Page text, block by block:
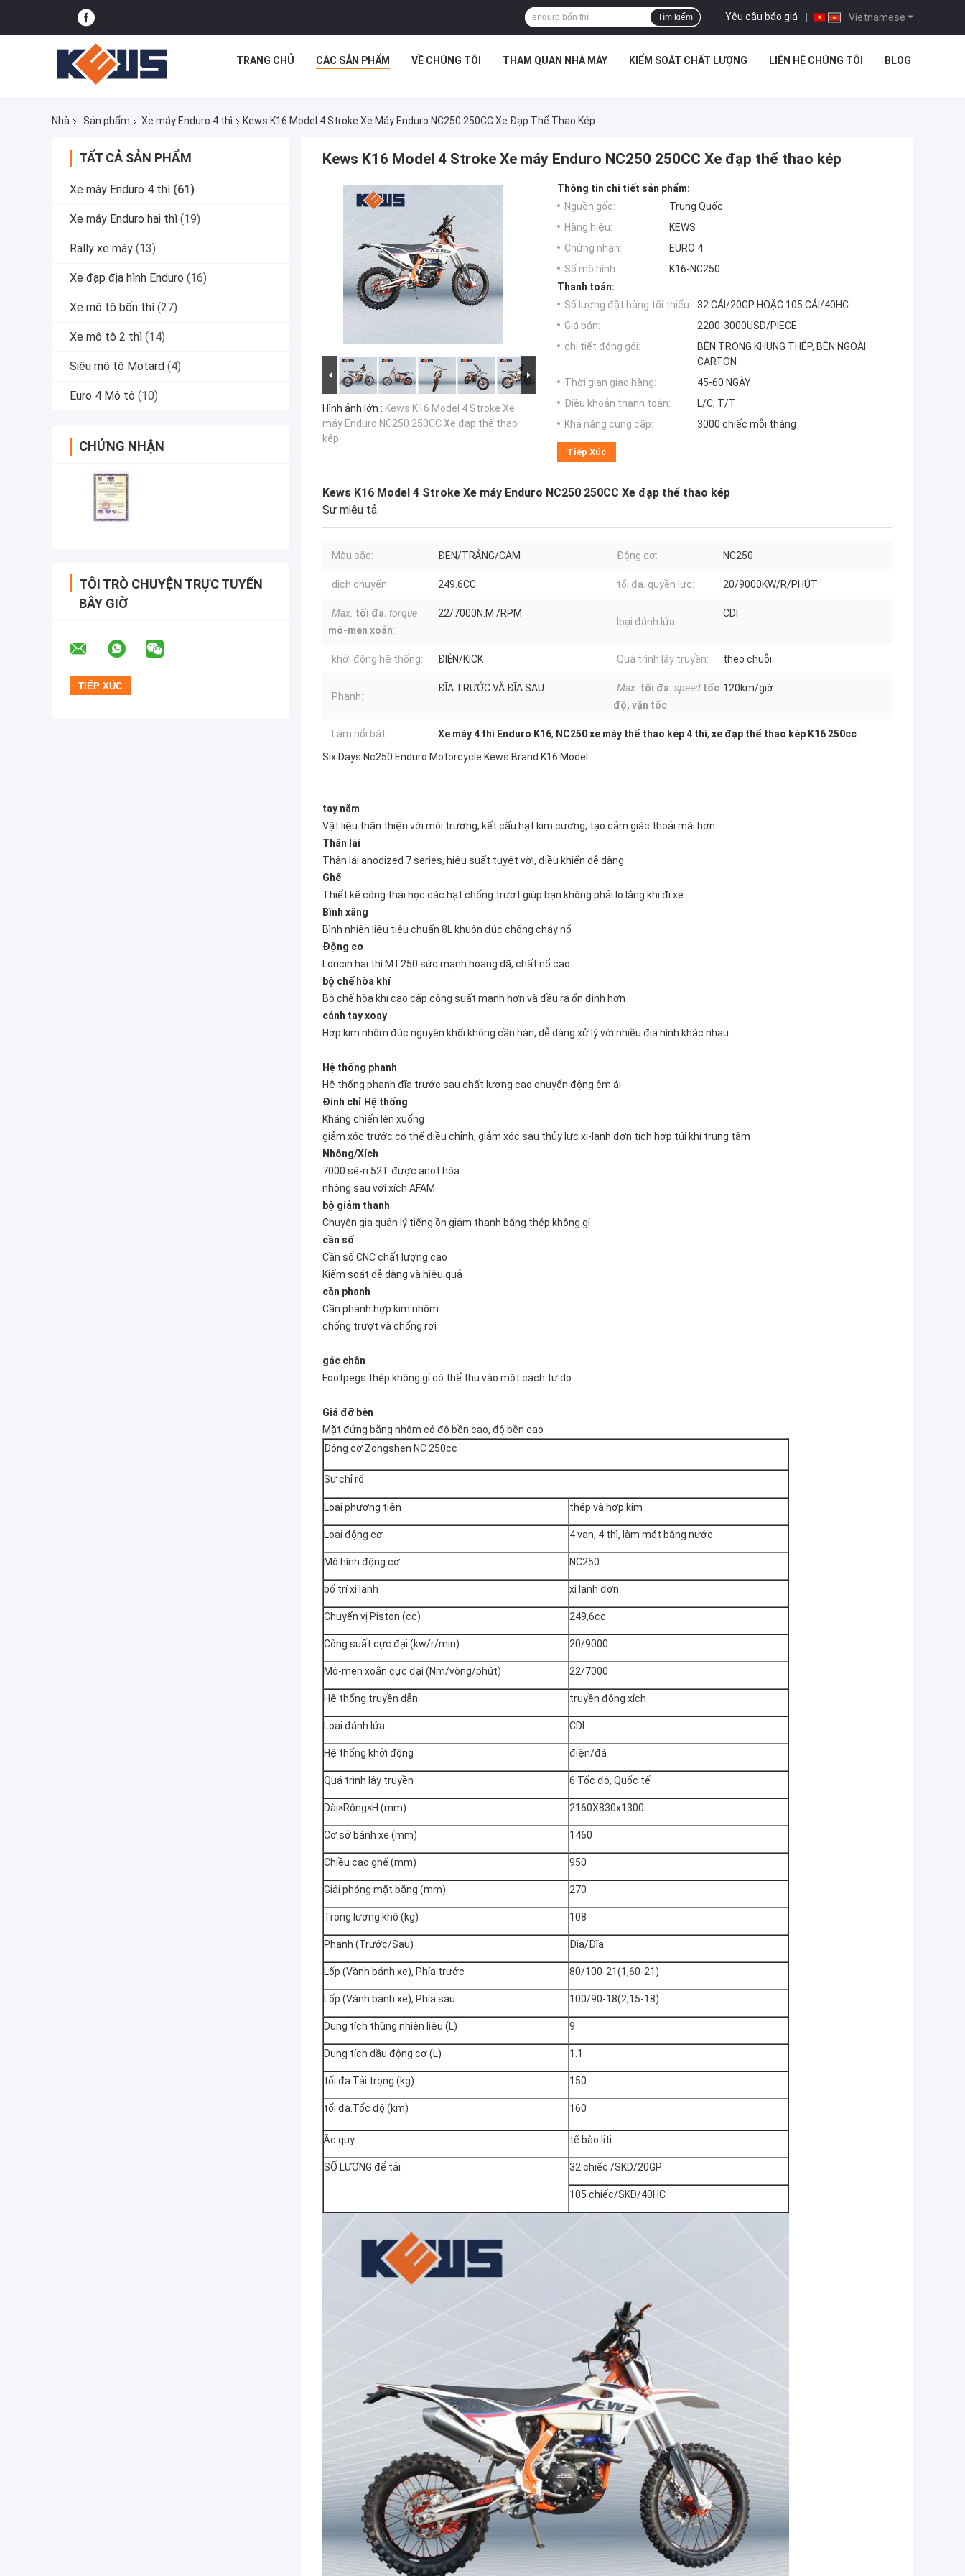
Vietnamese
Yêu cầu báo giá |
Tìm kiếm
TRANG CHỦ CÁC SẢN PHẨM VỀ CHÚNG TÔI THAM QUAN NHÀ MÁY KIỂM SOÁT CHẤT LƯỢNG LIÊN HỆ CHÚNG TÔI BLOG
Nhà Sản phẩm Xe máy Enduro 4 thì Kews K16 Model 4 Stroke Xe Máy Enduro NC250 250CC Xe Đạp Thể Thao Kép
TẤT CẢ SẢN PHẨM
Xe máy Enduro 4 thì (61)
Xe máy Enduro hai thì (19)
Rally xe máy (13)
Xe đạp địa hình Enduro (16)
Xe mô tô bốn thì (27)
Xe mô tô 2 thì (14)
Siêu mô tô Motard (4)
Euro 4 Mô tô (10)
CHỨNG NHẬN
TÔI TRÒ CHUYỆN TRỰC TUYẾN
BÂY GIỜ
Kews K16 Model 4 Stroke Xe máy Enduro NC250 250CC Xe đạp thể thao kép
Hình ảnh lớn : Kews K16 Model 4 Stroke Xe
máy Enduro NC250 250CC Xe đạp thể thao
kép
Thông tin chi tiết sản phẩm:
Nguồn gốc:
Trung Quốc
Hàng hiệu:
KEWS
Chứng nhận:
EURO 4
Số mô hình:
K16-NC250
Thanh toán:
Số lượng đặt hàng tối thiểu: 32 CÁI/20GP HOẶC 105 CÁI/40HC
Giá bán:
2200-3000USD/PIECE
chi tiết đóng gói:
BÊN TRONG KHUNG THÉP, BÊN NGOÀI
CARTON
Thời gian giao hàng:
45-60 NGÀY
Điều khoản thanh toán:
L/C, T/T
Khả năng cung cấp:
3000 chiếc mỗi tháng
Tiếp Xúc
Kews K16 Model 4 Stroke Xe máy Enduro NC250 250CC Xe đạp thể thao kép
Sự miêu tả
Màu sắc: ĐEN/TRẮNG/CAM Động cơ: NC250
dịch chuyển: 249.6CC tối đa. quyền lực: 20/9000KW/R/PHÚT
Max. tối đa. torque
mô-men xoắn:
22/7000N.M./RPM
loại đánh lửa:
CDI
khởi động hệ thống: ĐIỆN/KICK Quá trình lây truyền: theo chuỗi
Phanh:
ĐĨA TRƯỚC VÀ ĐĨA SAU Max. tối đa. speed tốc
độ, vận tốc:
120km/giờ
Làm nổi bật: Xe máy 4 thì Enduro K16, NC250 xe máy thể thao kép 4 thì, xe đạp thể thao kép K16 250cc
Six Days Nc250 Enduro Motorcycle Kews Brand K16 Model
tay nắm
Vật liệu thân thiện với môi trường, kết cấu hạt kim cương, tạo cảm giác thoải mái hơn
Thân lái
Thân lái anodized 7 series, hiệu suất tuyệt vời, điều khiển dễ dàng
Ghế
Thiết kế công thái học các hạt chống trượt giúp bạn không phải lo lắng khi đi xe
Bình xăng
Bình nhiên liệu tiêu chuẩn 8L khuôn đúc chống cháy nổ
Động cơ
Loncin hai thì MT250 sức mạnh hoang dã, chất nổ cao
bộ chế hòa khí
Bộ chế hòa khí cao cấp công suất mạnh hơn và đầu ra ổn định hơn
cánh tay xoay
Hợp kim nhôm đúc nguyên khối không cần hàn, dễ dàng xử lý với nhiều địa hình khác nhau
Hệ thống phanh
Hệ thống phanh đĩa trước sau chất lượng cao chuyển động êm ái
Đình chỉ Hệ thống
Kháng chiến lên xuống
giảm xóc trước có thể điều chỉnh, giảm xóc sau thủy lực xi-lanh đơn tích hợp túi khí trung tâm
Nhông/Xích
7000 sê-ri 52T được anot hóa
nhông sau với xích AFAM
bộ giảm thanh
Chuyên gia quản lý tiếng ồn giảm thanh bằng thép không gỉ
cần số
Cần số CNC chất lượng cao
Kiểm soát dễ dàng và hiệu quả
cần phanh
Cần phanh hợp kim nhôm
chống trượt và chống rơi
gác chân
Footpegs thép không gỉ có thể thu vào một cách tự do
Giá đỡ bên
Mặt đứng bằng nhôm có độ bền cao, độ bền cao
Động cơ Zongshen NC 250cc
Sự chỉ rõ
Loại phương tiện thép và hợp kim
Loại động cơ 4 van, 4 thì, làm mát bằng nước
Mô hình động cơ NC250
bố trí xi lanh xi lanh đơn
Chuyển vị Piston (cc) 249,6cc
Công suất cực đại (kw/r/min) 20/9000
Mô-men xoắn cực đại (Nm/vòng/phút) 22/7000
Hệ thống truyền dẫn truyền động xích
Loại đánh lửa CDI
Hệ thống khởi động điện/đá
Quá trình lây truyền 6 Tốc độ, Quốc tế
Dài×Rộng×H (mm) 2160X830x1300
Cơ sở bánh xe (mm) 1460
Chiều cao ghế (mm) 950
Giải phóng mặt bằng (mm) 270
Trọng lượng khô (kg) 108
Phanh (Trước/Sau) Đĩa/Đĩa
Lốp (Vành bánh xe), Phía trước 80/100-21(1,60-21)
Lốp (Vành bánh xe), Phía sau 100/90-18(2,15-18)
Dung tích thùng nhiên liệu (L) 9
Dung tích dầu động cơ (L) 1.1
tối đa.Tải trọng (kg) 150
tối đa.Tốc độ (km) 160
Ắc quy tế bào liti
SỐ LƯỢNG để tải 32 chiếc /SKD/20GP
105 chiếc/SKD/40HC